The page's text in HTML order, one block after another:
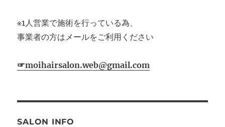
※1人営業で施術を行っている為、
事業者の方はメールをご利用ください
☞moihairsalon.web@gmail.com
SALON INFO